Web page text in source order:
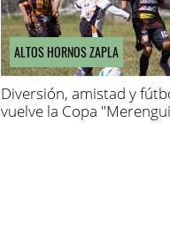
ALTOS HORNOS ZAPLA
Diversión, amistad y
vuelve la Copa